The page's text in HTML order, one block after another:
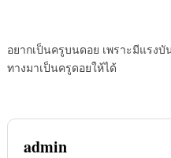
อยากเป็นครูบนดอย เพราะมีแรง
ทางมาเป็นครูดอยให้ได้
admin